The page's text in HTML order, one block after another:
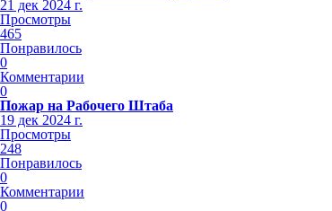
21 дек 2024 г.
Просмотры
465
Понравилось
0
Комментарии
0
Пожар на Рабочего Штаба
19 дек 2024 г.
Просмотры
248
Понравилось
0
Комментарии
0